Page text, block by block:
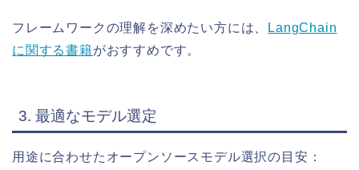
フレームワークの理解を深めたい方には、
LangChain
に関する書籍がおすすめです。
3. 最適なモデル選定
用途に合わせたオープンソースモデル選択の目安：